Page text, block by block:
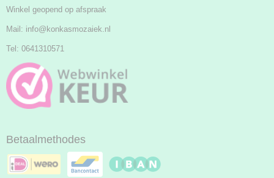
Winkel geopend op afspraak
Mail: info@konkasmozaiek.nl
Tel: 0641310571
Betaalmethodes